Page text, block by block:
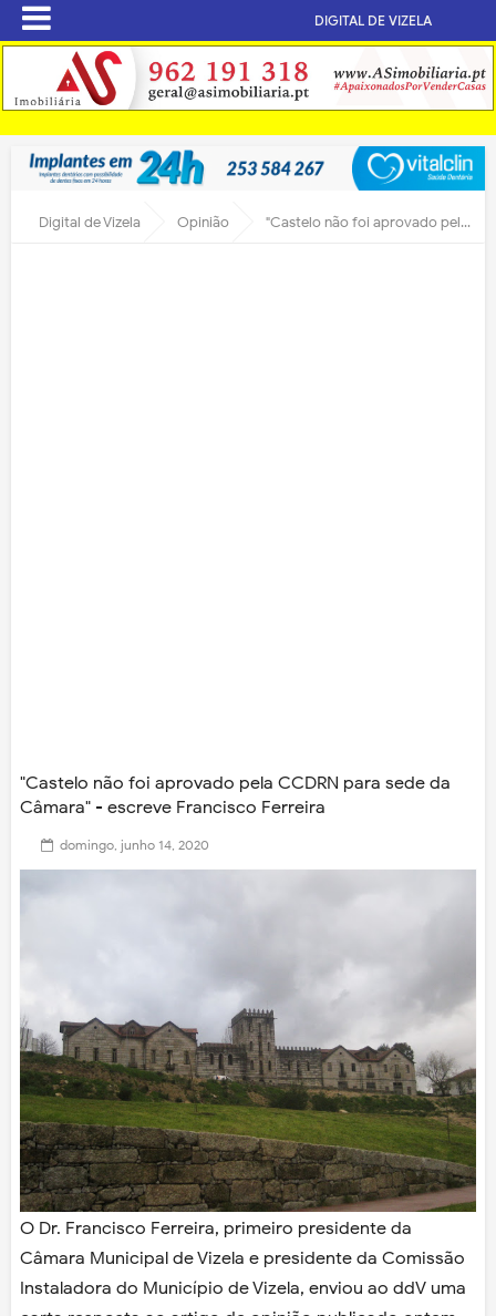
DIGITAL DE VIZELA
Digital de Vizela Opinião "Castelo não foi aprovado pela CCDRN para sede da Câmara" - escreve Francisco Ferreira
"Castelo não foi aprovado pela CCDRN para sede da
Câmara" - escreve Francisco Ferreira
domingo, junho 14, 2020
O Dr. Francisco Ferreira, primeiro presidente da
Câmara Municipal de Vizela e presidente da Comissão
Instaladora do Município de Vizela, enviou ao ddV uma